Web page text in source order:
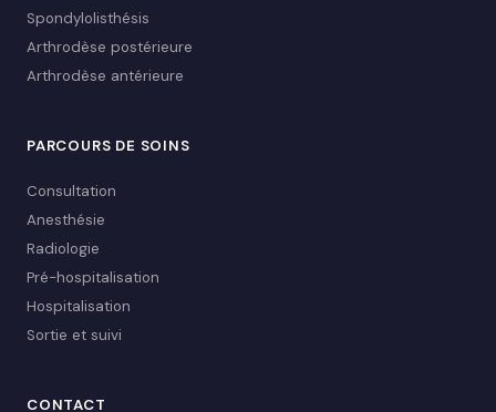
Spondylolisthésis
Arthrodèse postérieure
Arthrodèse antérieure
PARCOURS DE SOINS
Consultation
Anesthésie
Radiologie
Pré-hospitalisation
Hospitalisation
Sortie et suivi
CONTACT